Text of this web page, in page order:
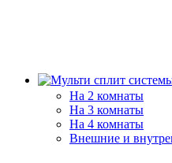
На 2 комнаты
На 3 комнаты
На 4 комнаты
Внешние и